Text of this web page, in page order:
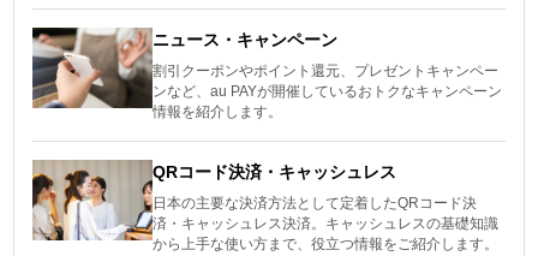
ニュース・キャンペーン
割引クーポンやポイント還元、プレゼントキャンペー
ンなど、au PAYが開催しているおトクなキャンペーン
情報を紹介します。
QRコード決済・キャッシュレス
日本の主要な決済方法として定着したQRコード決
済・キャッシュレス決済。キャッシュレスの基礎知識
から上手な使い方まで、役立つ情報をご紹介します。